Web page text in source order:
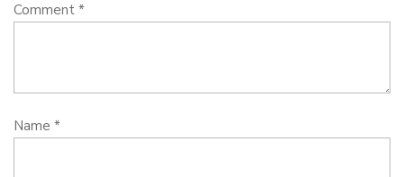
Comment *
Name *